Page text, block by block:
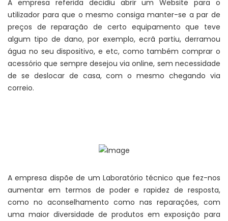
A empresa referida decidiu abrir um Website para o
utilizador para que o mesmo consiga manter-se a par de
preços de reparação de certo equipamento que teve
algum tipo de dano, por exemplo, ecrã partiu, derramou
água no seu dispositivo, e etc, como também comprar o
acessório que sempre desejou via online, sem necessidade
de se deslocar de casa, com o mesmo chegando via
correio.
A empresa dispõe de um Laboratório técnico que fez-nos
aumentar em termos de poder e rapidez de resposta,
como no aconselhamento como nas reparações, com
uma maior diversidade de produtos em exposição para